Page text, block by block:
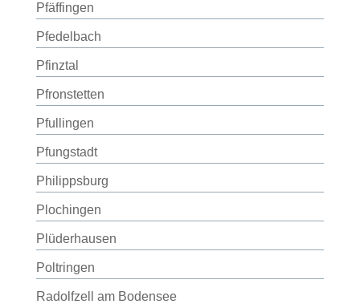
Pfäffingen
Pfedelbach
Pfinztal
Pfronstetten
Pfullingen
Pfungstadt
Philippsburg
Plochingen
Plüderhausen
Poltringen
Radolfzell am Bodensee